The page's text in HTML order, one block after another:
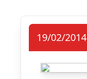
19/02/2014